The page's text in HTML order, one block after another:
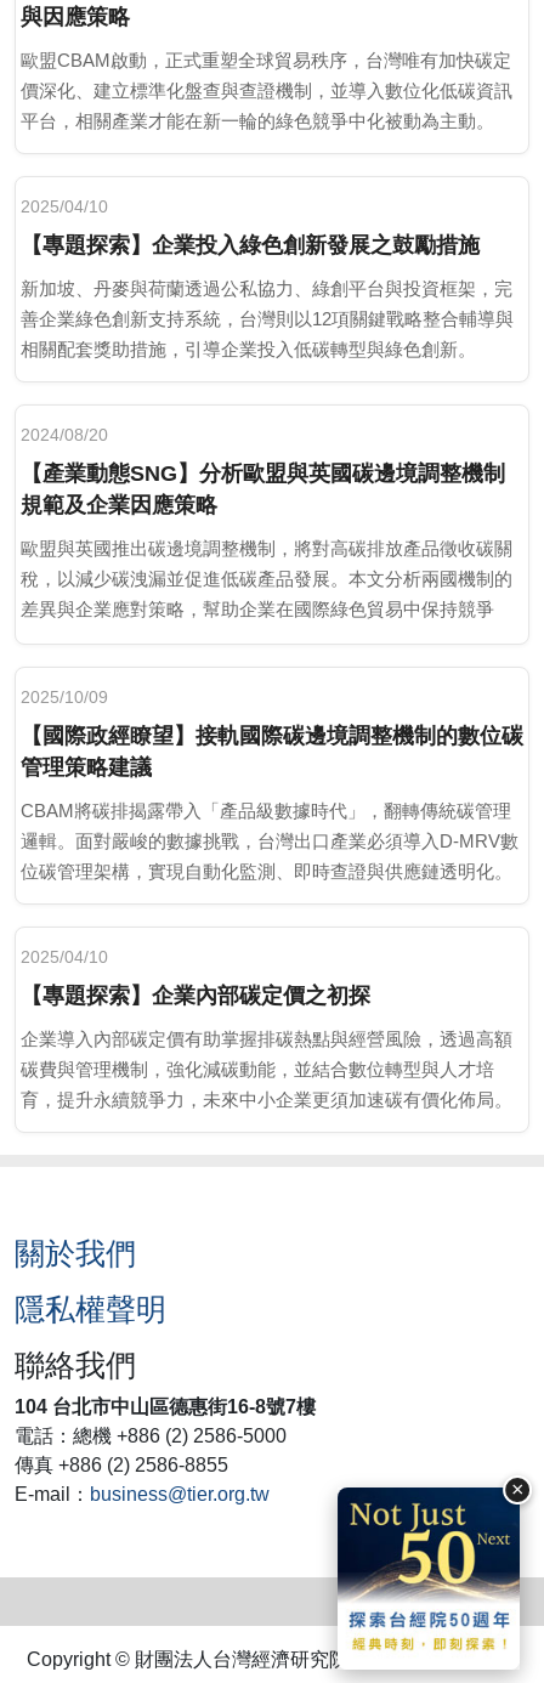
×
與因應策略
歐盟CBAM啟動，正式重塑全球貿易秩序，台灣唯有加快碳定
價深化、建立標準化盤查與查證機制，並導入數位化低碳資訊
平台，相關產業才能在新一輪的綠色競爭中化被動為主動。
2025/04/10
【專題探索】企業投入綠色創新發展之鼓勵措施
新加坡、丹麥與荷蘭透過公私協力、綠創平台與投資框架，完
善企業綠色創新支持系統，台灣則以12項關鍵戰略整合輔導與
相關配套獎助措施，引導企業投入低碳轉型與綠色創新。
2024/08/20
【產業動態SNG】分析歐盟與英國碳邊境調整機制
規範及企業因應策略
歐盟與英國推出碳邊境調整機制，將對高碳排放產品徵收碳關
稅，以減少碳洩漏並促進低碳產品發展。本文分析兩國機制的
差異與企業應對策略，幫助企業在國際綠色貿易中保持競爭
力。
2025/10/09
【國際政經瞭望】接軌國際碳邊境調整機制的數位碳
管理策略建議
CBAM將碳排揭露帶入「產品級數據時代」，翻轉傳統碳管理
邏輯。面對嚴峻的數據挑戰，台灣出口產業必須導入D-MRV數
位碳管理架構，實現自動化監測、即時查證與供應鏈透明化。
2025/04/10
【專題探索】企業內部碳定價之初探
企業導入內部碳定價有助掌握排碳熱點與經營風險，透過高額
碳費與管理機制，強化減碳動能，並結合數位轉型與人才培
育，提升永續競爭力，未來中小企業更須加速碳有價化佈局。
關於我們
隱私權聲明
聯絡我們
104 台北市中山區德惠街16-8號7樓
電話：總機 +886 (2) 2586-5000
傳真 +886 (2) 2586-8855
E-mail： business@tier.org.tw
Copyright © 財團法人台灣經濟研究院. All rights reserved.